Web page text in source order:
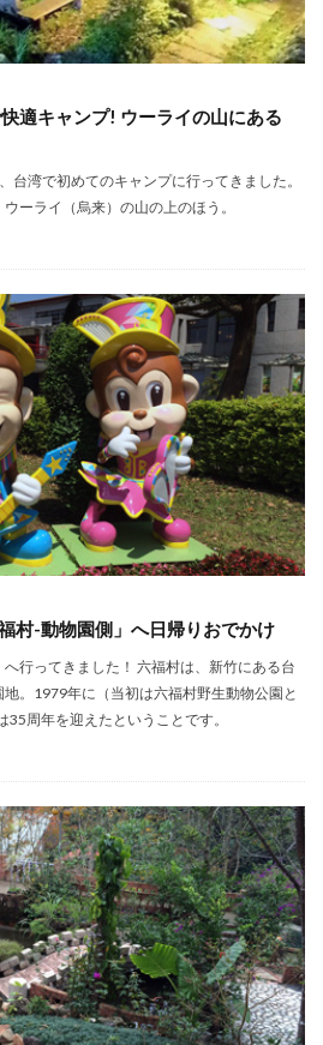
適キャンプ! ウーライの山にある
台湾で初めてのキャンプに行ってきました。
ーライ（烏来）の山の上のほう。
村-動物園側」へ日帰りおでかけ
行ってきました！ 六福村は、新竹にある台
。1979年に（当初は六福村野生動物公園と
周年を迎えたということです。